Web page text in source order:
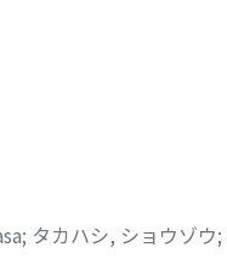
; タカハシ, ショウゾウ;